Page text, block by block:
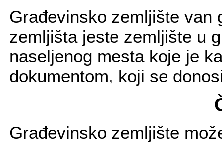
Građevinsko zemljište van
zemljišta jeste zemljište u
naseljenog mesta koje je
dokumentom, koji se
Građevinsko zemljište